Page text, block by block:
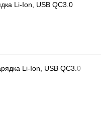
Li-Ion, USB QC3.0